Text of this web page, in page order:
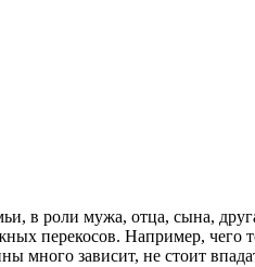
в роли мужа, отца, сына,
перекосов. Например, чего
много зависит, не стоит